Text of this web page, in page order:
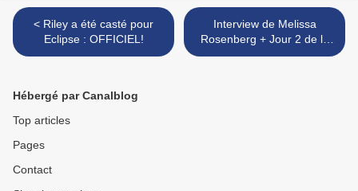
< Riley a été casté pour
Eclipse : OFFICIEL!
Interview de Melissa
Rosenberg + Jour 2 de la
visite du tournage >
Hébergé par Canalblog
Top articles
Pages
Contact